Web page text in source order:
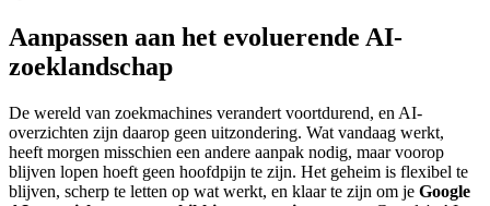
Aanpassen aan het evoluerende AI-
zoeklandschap
De wereld van zoekmachines verandert voortdurend, en AI-
overzichten zijn daarop geen uitzondering. Wat vandaag werkt,
heeft morgen misschien een andere aanpak nodig, maar voorop
blijven lopen hoeft geen hoofdpijn te zijn. Het geheim is flexibel te
blijven, scherp te letten op wat werkt, en klaar te zijn om je Google